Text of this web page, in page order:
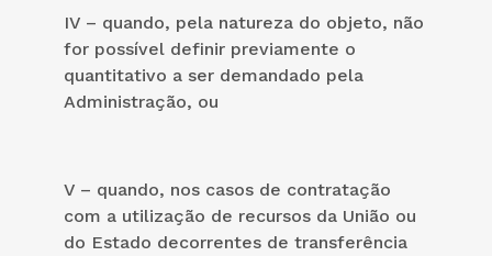
IV – quando, pela natureza do objeto, não
for possível definir previamente o
quantitativo a ser demandado pela
Administração, ou
V – quando, nos casos de contratação
com a utilização de recursos da União ou
do Estado decorrentes de transferência